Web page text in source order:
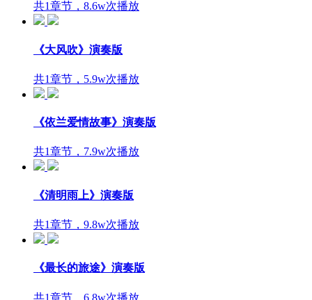
共1章节，8.6w次播放
《大风吹》演奏版
共1章节，5.9w次播放
《依兰爱情故事》演奏版
共1章节，7.9w次播放
《清明雨上》演奏版
共1章节，9.8w次播放
《最长的旅途》演奏版
共1章节，6.8w次播放